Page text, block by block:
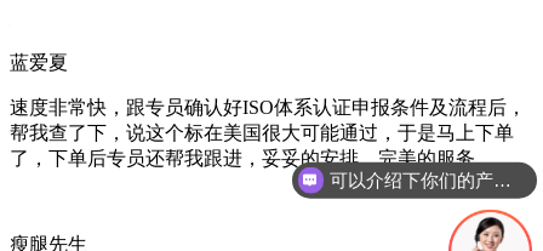
蓝爱夏
速度非常快，跟专员确认好ISO体系认证申报条件及流程后，
帮我查了下，说这个标在美国很大可能通过，于是马上下单
了，下单后专员还帮我跟进，妥妥的安排，完美的服务
瘦腿先生
可以介绍下你们的产品么